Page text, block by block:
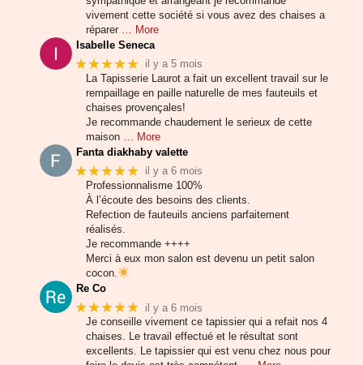
vivement cette société si vous avez des chaises a
réparer
… More
Isabelle Seneca
★★★★★ il y a 5 mois
La Tapisserie Laurot a fait un excellent travail sur le
rempaillage en paille naturelle de mes fauteuils et
chaises provençales!
Je recommande chaudement le serieux de cette
maison
… More
Fanta diakhaby valette
★★★★★ il y a 6 mois
Professionnalisme 100%
À l’écoute des besoins des clients.
Refection de fauteuils anciens parfaitement
réalisés.
Je recommande ++++
Merci à eux mon salon est devenu un petit salon
cocon.
Re Co
★★★★★ il y a 6 mois
Je conseille vivement ce tapissier qui a refait nos 4
chaises. Le travail effectué et le résultat sont
excellents. Le tapissier qui est venu chez nous pour